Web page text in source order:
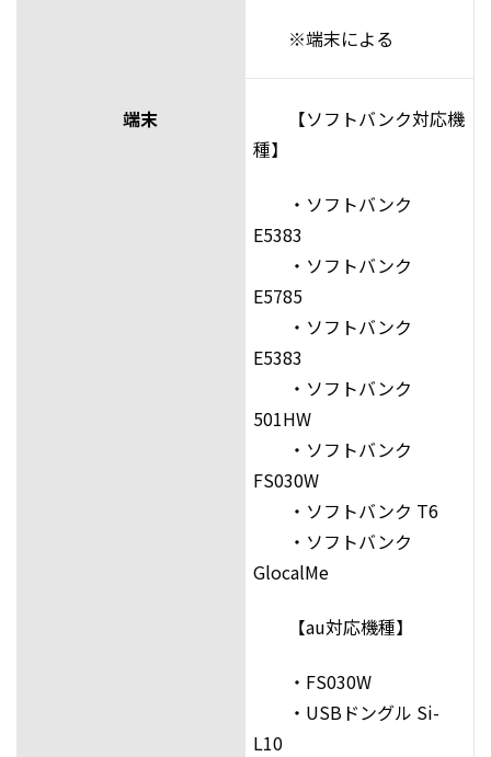
※端末による
端末
【ソフトバンク対応機
種】
・ソフトバンク
E5383
・ソフトバンク
E5785
・ソフトバンク
E5383
・ソフトバンク
501HW
・ソフトバンク
FS030W
・ソフトバンク T6
・ソフトバンク
GlocalMe
【au対応機種】
・FS030W
・USBドングル Si-
L10